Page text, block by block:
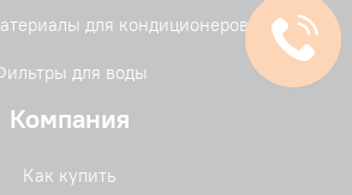
для кондиционеров
для воды
Компания
Как купить